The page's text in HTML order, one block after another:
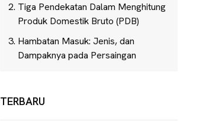
Tiga Pendekatan Dalam Menghitung
Produk Domestik Bruto (PDB)
Hambatan Masuk: Jenis, dan
Dampaknya pada Persaingan
TERBARU